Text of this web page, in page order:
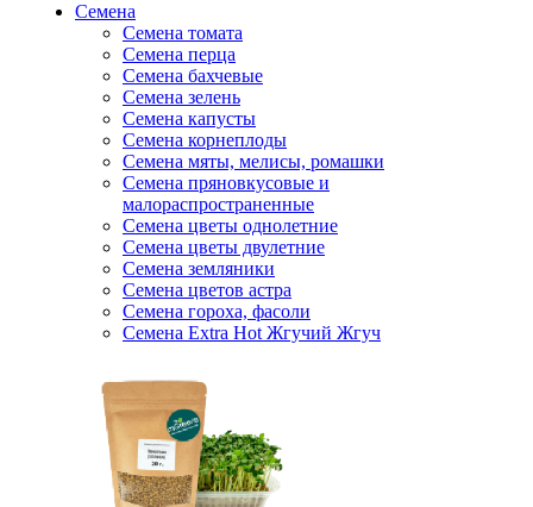
Семена
Семена томата
Семена перца
Семена бахчевые
Семена зелень
Семена капусты
Семена корнеплоды
Семена мяты, мелисы, ромашки
Семена пряновкусовые и
малораспространенные
Семена цветы однолетние
Семена цветы двулетние
Семена земляники
Семена цветов астра
Семена гороха, фасоли
Семена Extra Hot Жгучий Жгуч